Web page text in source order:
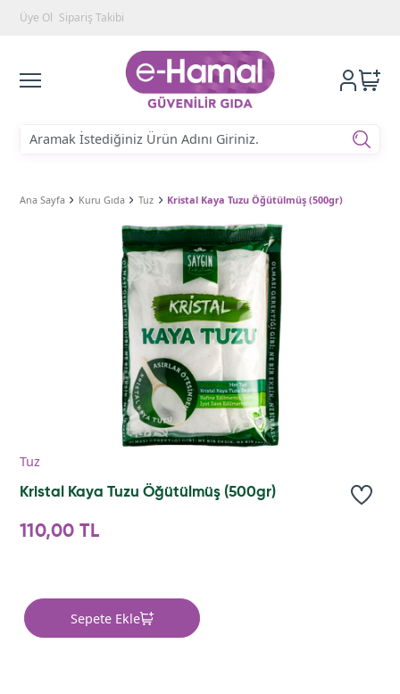
Üye Ol Sipariş Takibi
Ana Sayfa Kuru Gıda Tuz Kristal Kaya Tuzu Öğütülmüş (500gr)
Tuz
Kristal Kaya Tuzu Öğütülmüş (500gr)
110,00 TL
Sepete Ekle